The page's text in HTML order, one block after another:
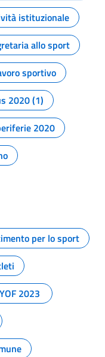
istituzionale
allo sport
sportivo
2020 (1)
2020
per lo sport
2023